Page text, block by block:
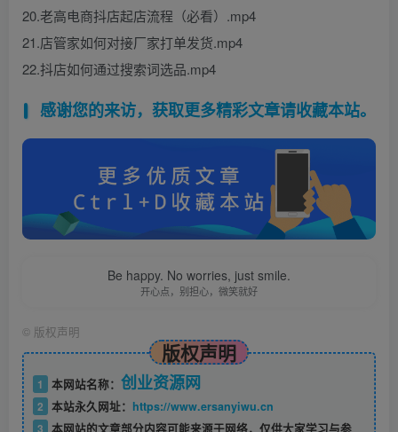
20.老高电商抖店起店流程（必看）.mp4
21.店管家如何对接厂家打单发货.mp4
22.抖店如何通过搜索词选品.mp4
感谢您的来访，获取更多精彩文章请收藏本站。
Be happy. No worries, just smile.
开心点，别担心，微笑就好
© 版权声明
版权声明
1 本网站名称： 创业资源网
2 本站永久网址： https://www.ersanyiwu.cn